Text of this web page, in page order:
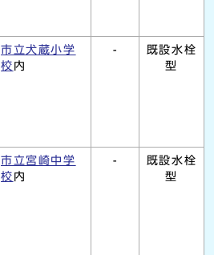
市立犬蔵小学
校 内
-
既設水栓
型
市立宮崎中学
校 内
-
既設水栓
型